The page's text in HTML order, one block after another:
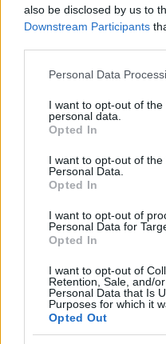
also be disclosed by us to
Downstream Participants
Please note that this
not limited to your visit or
grant or deny consent to
use your data for below
consent section.
Personal Data
I want to opt-out of
personal data.
Opted In
I want to opt-out of the
Personal Data.
Opted In
I want to opt-out of
Personal Data for
Opted In
I want to opt-out of
Retention, Sale, and/
Personal Data that Is
Purposes for which it
Opted Out
Τριπλό εμπρηστικό
της Δευτέρας στην
ενέργειες εμπρησμού από
στις παρυφές του
30.03.2026 08:55